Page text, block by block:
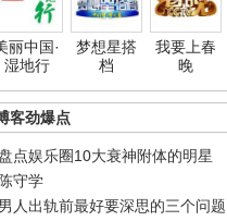
丽中国·
湿地行
梦想星搭
档
我要上春
晚
客劲爆点
点娱乐圈10大衰神附体的明星
陈守学
男人出轨前最好要深思的三个问题